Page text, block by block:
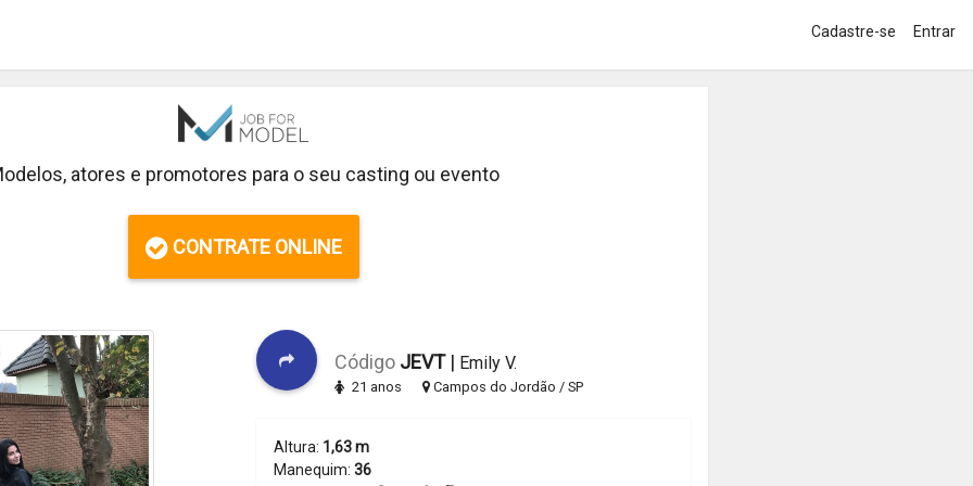
Cadastre-se Entrar
atores e promotores para o seu casting ou evento
CONTRATE ONLINE
Código JEVT | Emily V.
21 anos Campos do Jordão / SP
Altura: 1,63 m
Manequim: 36